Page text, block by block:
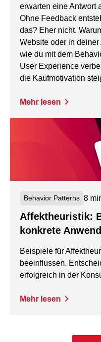
erwarten eine Antwort
Ohne Feedback
das? Eher nicht.
Website oder in
wie du mit dem
User Experience
die Kaufmotivation
Mehr lesen
Behavior Patterns 8
Affektheuristik:
konkrete
Beispiele für
beeinflussen.
erfolgreich in der
Mehr lesen